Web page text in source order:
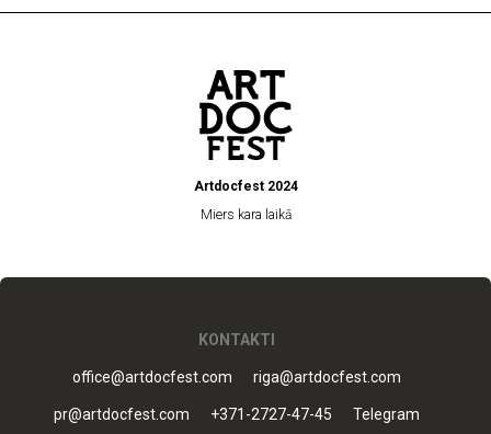
Artdocfest 2024
Miers kara laikā
KONTAKTI
office@artdocfest.com riga@artdocfest.com
pr@artdocfest.com +371-2727-47-45 Telegram